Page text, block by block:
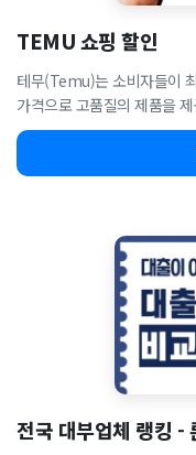
TEMU 쇼핑 할인
테무(Temu)는 소비자들이
가격으로 고품질의 제품을
전국 대부업체 랭킹 -